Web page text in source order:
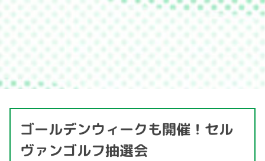
ゴールデンウィークも開催！セル
ヴァンゴルフ抽選会